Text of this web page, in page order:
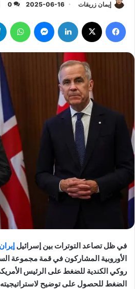
إيمان زريقات 2025-06-16
0
في ظل تصاعد التوترات بين إسرائيل إيران
روكي الكندية للضغط على الرئيس
الضغط للحصول على توضيح لاستراتيجيته